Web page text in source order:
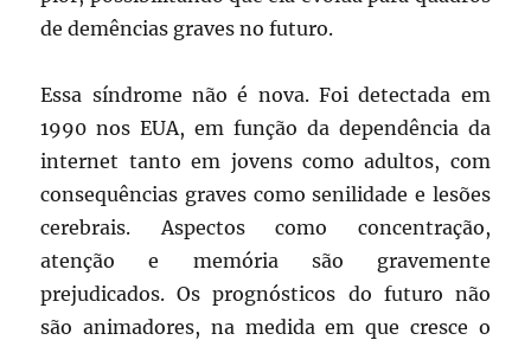
de demências graves no futuro.
Essa síndrome não é nova. Foi detectada em
1990 nos EUA, em função da dependência da
internet tanto em jovens como adultos, com
consequências graves como senilidade e lesões
cerebrais. Aspectos como concentração,
atenção e memória são gravemente
prejudicados. Os prognósticos do futuro não
são animadores, na medida em que cresce o